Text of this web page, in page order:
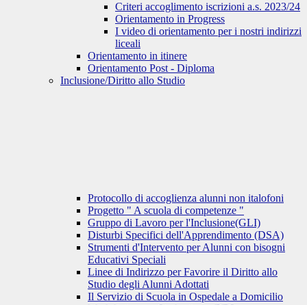
Criteri accoglimento iscrizioni a.s. 2023/24
Orientamento in Progress
I video di orientamento per i nostri indirizzi
liceali
Orientamento in itinere
Orientamento Post - Diploma
Inclusione/Diritto allo Studio
Protocollo di accoglienza alunni non italofoni
Progetto " A scuola di competenze "
Gruppo di Lavoro per l'Inclusione(GLI)
Disturbi Specifici dell'Apprendimento (DSA)
Strumenti d'Intervento per Alunni con bisogni
Educativi Speciali
Linee di Indirizzo per Favorire il Diritto allo
Studio degli Alunni Adottati
Il Servizio di Scuola in Ospedale a Domicilio